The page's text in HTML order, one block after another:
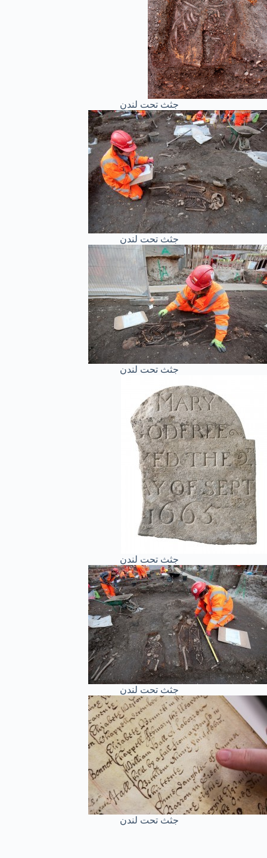
جثث تحت لندن
جثث تحت لندن
جثث تحت لندن
جثث تحت لندن
جثث تحت لندن
جثث تحت لندن